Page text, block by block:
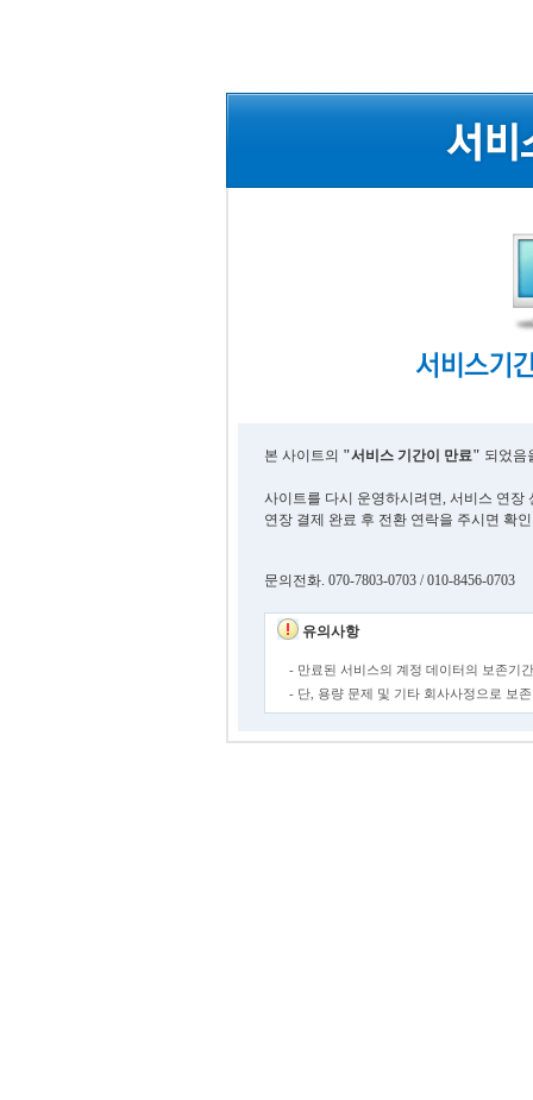
본 사이트의 "서비스 기간이 만료" 되었음
사이트를 다시 운영하시려면, 서비스 연장
연장 결제 완료 후 전환 연락을 주시면 확
문의전화. 070-7803-0703 / 010-8456-0703
유의사항
- 만료된 서비스의 계정 데이터의 보존기
- 단, 용량 문제 및 기타 회사사정으로 보